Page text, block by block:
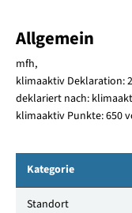
Allgemein
mfh,
klimaaktiv Deklaration:
deklariert nach:
klimaaktiv Punkte: 650
Kategorie
Standort